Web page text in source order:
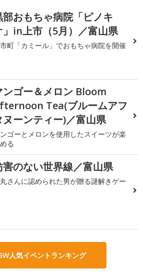
部おもちゃ病院「ピノキ
」in上市（5月）／富山県
町「カミール」でおもちゃ病院を開催
ンゴー＆メロン Bloom
Tea(ブルームアフ
ヌーンティー)／富山県
ゴーとメロンを使用したスイーツが楽
る
害のない世界線／富山県
さんに認められた男が贈る謎解きゲー
人気イベントランキング